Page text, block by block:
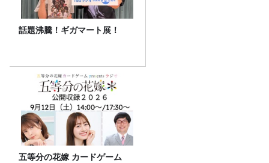
話題沸騰！ギガマート展！
五等分の花嫁 カードゲーム